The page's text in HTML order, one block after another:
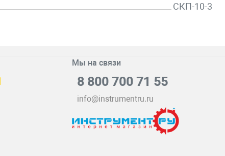
СКП-10-3
Мы на связи
8 800 700 71 55
info@instrumentru.ru